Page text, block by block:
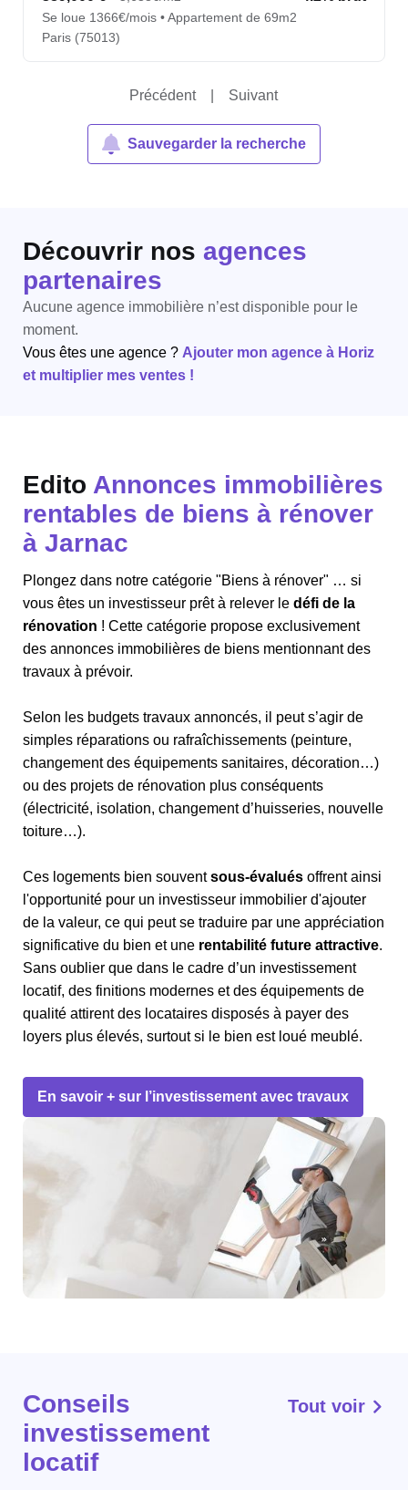
Se loue 1366€/mois • Appartement de 69m2
Paris (75013)
Précédent Suivant
Sauvegarder la recherche
Découvrir nos agences
partenaires
Aucune agence immobilière n’est disponible pour le
moment.
Vous êtes une agence ? Ajouter mon agence à Horiz
et multiplier mes ventes !
Edito Annonces immobilières
rentables de biens à rénover
à Jarnac
Plongez dans notre catégorie "Biens à rénover" … si
vous êtes un investisseur prêt à relever le défi de la
rénovation ! Cette catégorie propose exclusivement
des annonces immobilières de biens mentionnant des
travaux à prévoir.
Selon les budgets travaux annoncés, il peut s’agir de
simples réparations ou rafraîchissements (peinture,
changement des équipements sanitaires, décoration…)
ou des projets de rénovation plus conséquents
(électricité, isolation, changement d’huisseries, nouvelle
toiture…).
Ces logements bien souventsous-évalués offrent ainsi
l'opportunité pour un investisseur immobilier d'ajouter
de la valeur, ce qui peut se traduire par une appréciation
significative du bien et une rentabilité future attractive.
Sans oublier que dans le cadre d’un investissement
locatif, des finitions modernes et des équipements de
qualité attirent des locataires disposés à payer des
loyers plus élevés, surtout si le bien est loué meublé.
En savoir + sur l’investissement avec travaux
Conseils
investissement
locatif
Tout voir